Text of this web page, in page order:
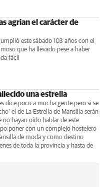
agrian el carácter de
este sábado 103 años con el
que ha llevado pese a haber
fácil
una estrella
dice poco a mucha gente pero si se
el de La Estrella de Mansilla serán
no hayan oído hablar de este
poner con un complejo hostelero
de moda y como destino
de toda la provincia y hasta de